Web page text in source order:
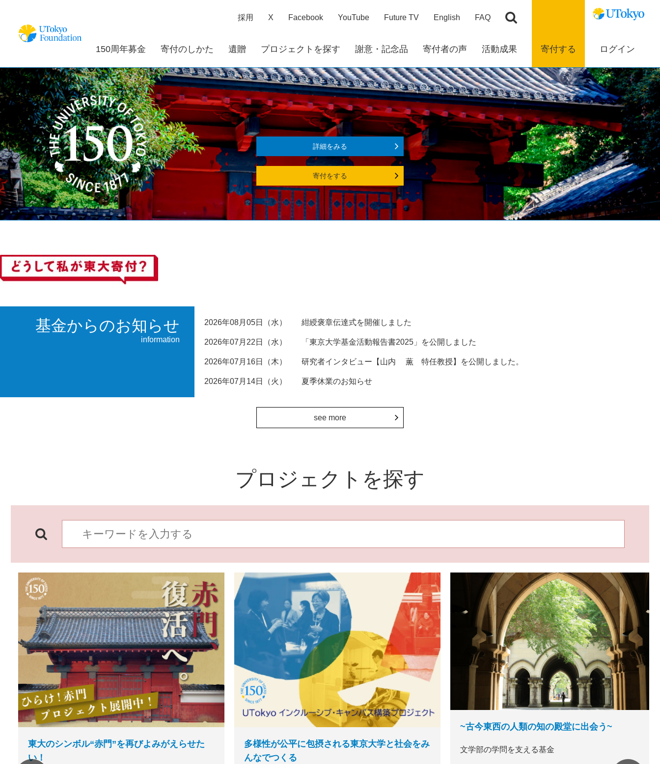
採用 X Facebook YouTube Future TV English FAQ
150周年募金 寄付のしかた 遺贈 プロジェクトを探す 謝意・記念品 寄付者の声 活動成果 寄付する ログイン
詳細をみる
寄付をする
基金からのお知らせ
information
2026年08月05日（水） 紺綬褒章伝達式を開催しました
2026年07月22日（水） 「東京大学基金活動報告書2025」を公開しました
2026年07月16日（木） 研究者インタビュー【山内 薫 特任教授】を公開しました。
2026年07月14日（火） 夏季休業のお知らせ
see more
プロジェクトを探す
東大のシンボル“赤門”を再びよみがえらせた
い！
多様性が公平に包摂される東京大学と社会をみ
んなでつくる
~古今東西の人類の知の殿堂に出会う~
文学部の学問を支える基金